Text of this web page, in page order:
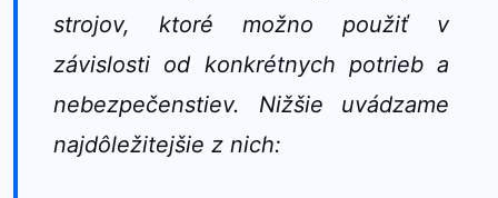
strojov, ktoré možno použiť v
závislosti od konkrétnych potrieb a
nebezpečenstiev. Nižšie uvádzame
najdôležitejšie z nich: